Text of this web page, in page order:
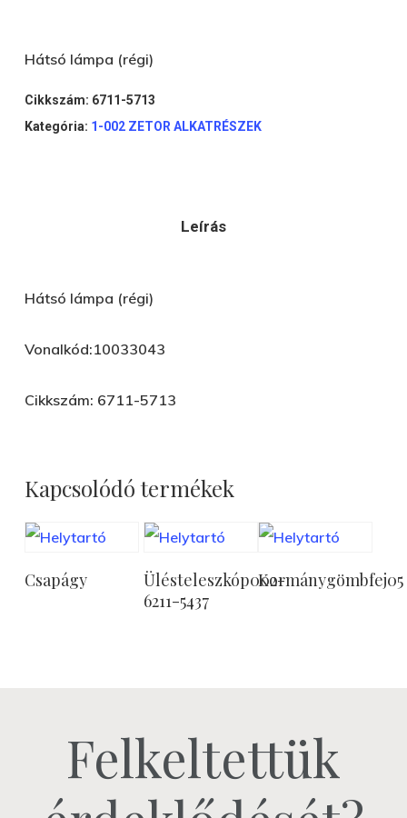
Hátsó lámpa (régi)
Cikkszám: 6711-5713
Kategória: 1-002 ZETOR ALKATRÉSZEK
Leírás
Hátsó lámpa (régi)
Vonalkód:10033043
Cikkszám: 6711-5713
Kapcsolódó termékek
Tovább
Olvasom
Csapágy
Tovább
Olvasom
Ülésteleszkóp002-
6211-5437
Tovább
Olvasom
Kormánygömbfej05
Felkeltettük